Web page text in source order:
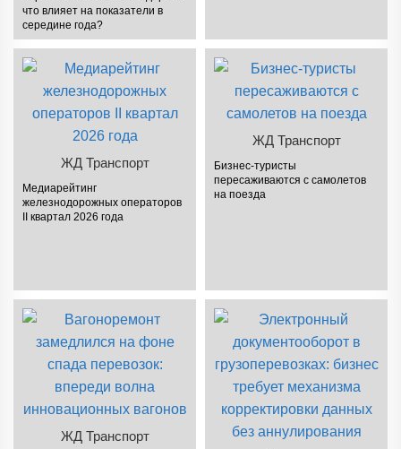
что влияет на показатели в
середине года?
ЖД Транспорт
Медиарейтинг
железнодорожных операторов
II квартал 2026 года
ЖД Транспорт
Бизнес-туристы
пересаживаются с самолетов
на поезда
ЖД Транспорт